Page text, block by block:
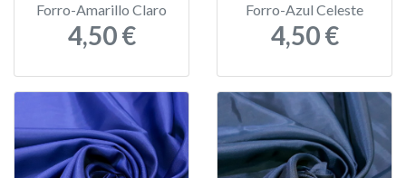
Forro-Amarillo Claro
4,50 €
Forro-Azul Celeste
4,50 €